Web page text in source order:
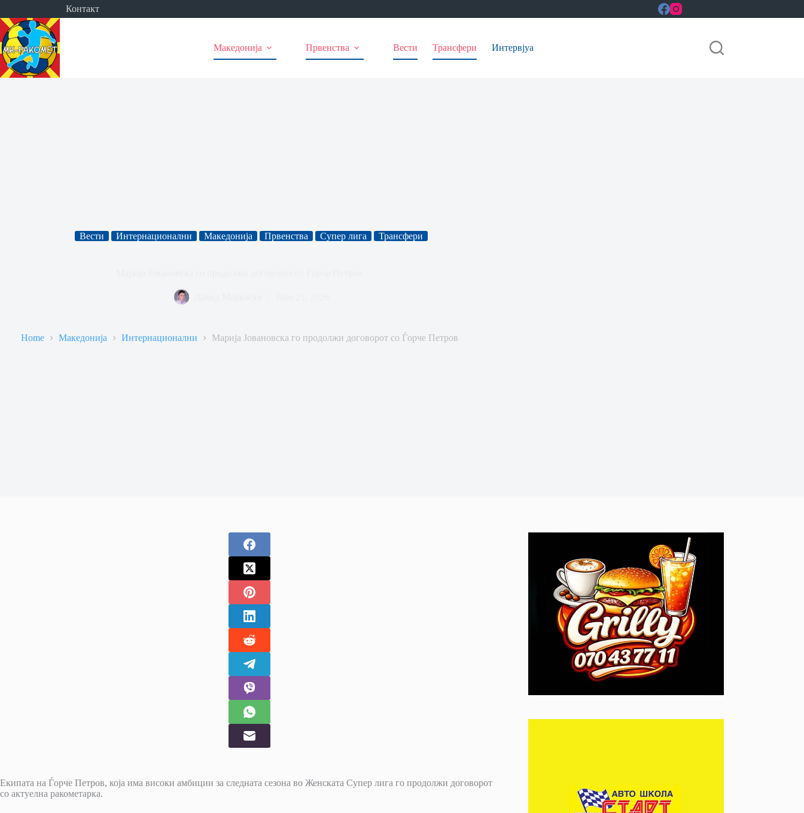
content
Контакт
Македонија Првенства Вести Трансфери Интервјуа
Вести Интернационални Македонија Првенства Супер лига Трансфери
Home Македонија Интернационални Марија Јовановска го продолжи договорот со Ѓорче Петров
Екипата на Ѓорче Петров, која има високи амбиции за следната сезона во Женската Супер лига го продолжи договорот
со актуелна ракометарка.